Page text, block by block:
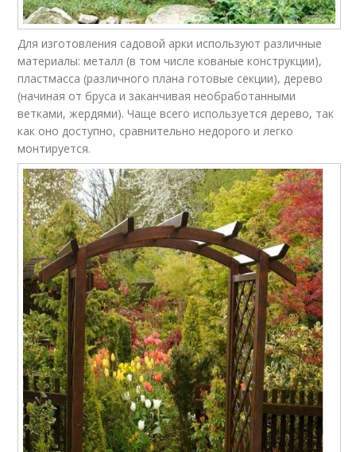
Для изготовления садовой арки используют различные
материалы: металл (в том числе кованые конструкции),
пластмасса (различного плана готовые секции), дерево
(начиная от бруса и заканчивая необработанными
ветками, жердями). Чаще всего используется дерево, так
как оно доступно, сравнительно недорого и легко
монтируется.